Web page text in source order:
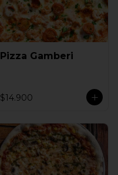
Pizza Gamberi
$14.900